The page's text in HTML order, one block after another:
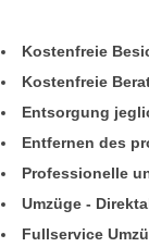
Kostenfreie
Kostenfreie
Entsorgung
Entfernen des
Professionelle
Umzüge -
Fullservice